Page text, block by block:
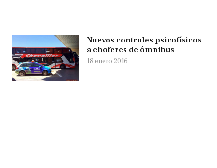
Nuevos controles psicofísicos
a choferes de ómnibus
18 enero 2016